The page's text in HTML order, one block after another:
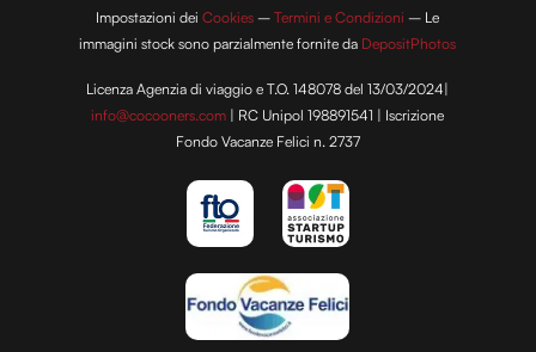
Impostazioni deiCookies –Termini e Condizioni – Le
immagini stock sono parzialmente fornite da DepositPhotos
Licenza Agenzia di viaggio e T.O. 148078 del 13/03/2024|
info@cocooners.com | RC Unipol 198891541 | Iscrizione
Fondo Vacanze Felici n. 2737